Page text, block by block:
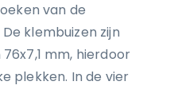
van de
klembuizen zijn
mm, hierdoor
plekken. In de vier